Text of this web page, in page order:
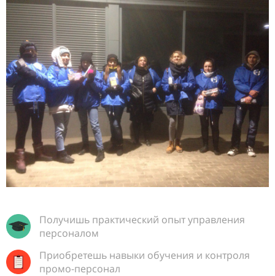
Получишь практический опыт управления
персоналом
Приобретешь навыки обучения и контроля
промо-персонал